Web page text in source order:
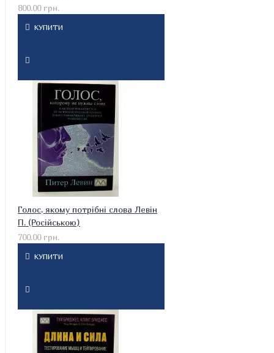
800.00 грн.
КУПИТИ
Голос, якому потрібні слова Левін
П. (Російською)
700.00 грн.
КУПИТИ